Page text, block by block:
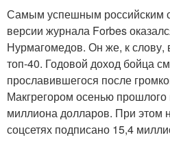
Самым успешным российским
версии журнала Forbes
Нурмагомедов. Он же, к слову,
топ-40. Годовой доход бойца
прославившегося после
Макгрегором осенью прошлого
миллиона долларов. При этом
соцсетях подписано 15,4